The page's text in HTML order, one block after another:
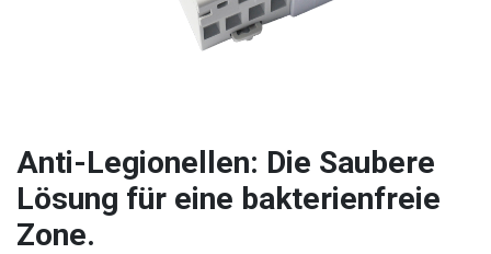
Anti-Legionellen: Die Saubere
Lösung für eine bakterienfreie
Zone.